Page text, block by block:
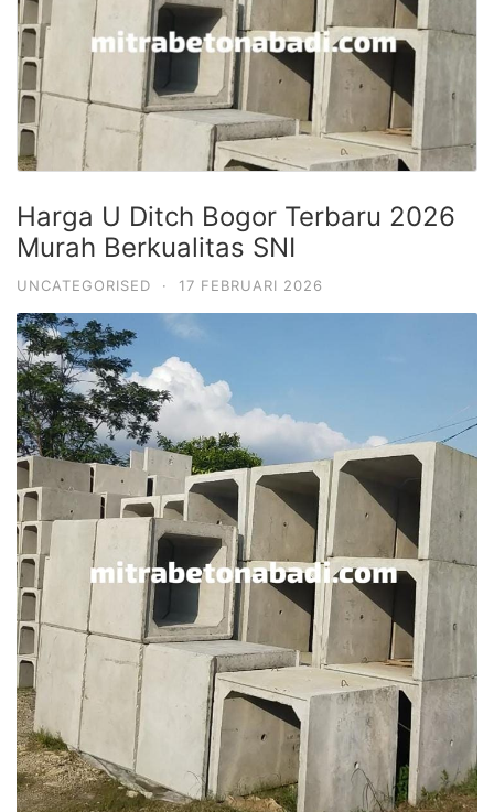
Harga U Ditch Bogor Terbaru 2026
Murah Berkualitas SNI
UNCATEGORISED · 17 FEBRUARI 2026